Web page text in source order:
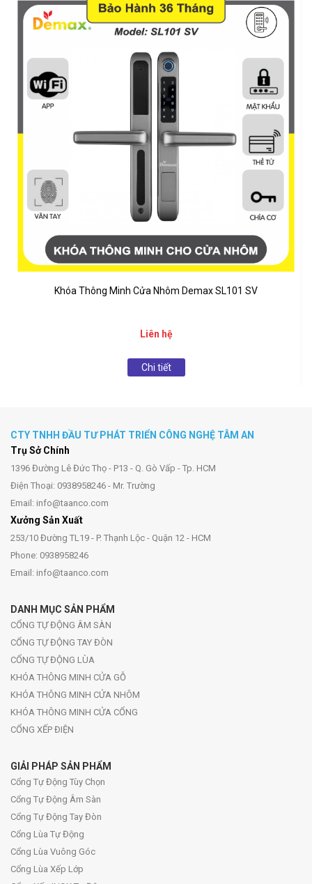
Khóa Thông Minh Cửa Nhôm Demax SL101 SV
Liên hệ
Chi tiết
CTY TNHH ĐẦU TƯ PHÁT TRIỂN CÔNG NGHỆ TÂM AN
Trụ Sở Chính
1396 Đường Lê Đức Thọ - P13 - Q. Gò Vấp - Tp. HCM
Điện Thoại: 0938958246 - Mr. Trường
Email: info@taanco.com
Xưởng Sản Xuất
253/10 Đường TL19 - P. Thạnh Lộc - Quận 12 - HCM
Phone: 0938958246
Email: info@taanco.com
DANH MỤC SẢN PHẨM
CỔNG TỰ ĐỘNG ÂM SÀN
CỔNG TỰ ĐỘNG TAY ĐÒN
CỔNG TỰ ĐỘNG LÙA
KHÓA THÔNG MINH CỬA GỖ
KHÓA THÔNG MINH CỬA NHÔM
KHÓA THÔNG MINH CỬA CỔNG
CỔNG XẾP ĐIỆN
GIẢI PHÁP SẢN PHẨM
Cổng Tự Động Tùy Chọn
Cổng Tự Động Âm Sàn
Cổng Tự Động Tay Đòn
Cổng Lùa Tự Động
Cổng Lùa Vuông Góc
Cổng Lùa Xếp Lớp